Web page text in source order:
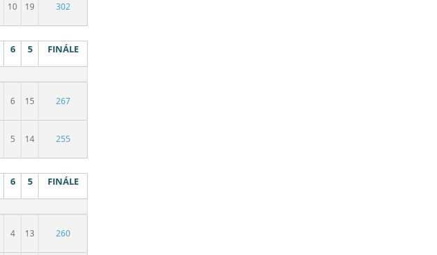
10 19 302
6 5 FINÁLE
6 15 267
5 14 255
6 5 FINÁLE
4 13 260